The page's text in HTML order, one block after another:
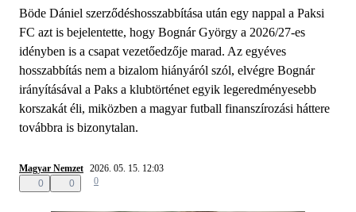
Böde Dániel szerződéshosszabbítása után egy nappal a Paksi
FC azt is bejelentette, hogy Bognár György a 2026/27-es
idényben is a csapat vezetőedzője marad. Az egyéves
hosszabbítás nem a bizalom hiányáról szól, elvégre Bognár
irányításával a Paks a klubtörténet egyik legeredményesebb
korszakát éli, miközben a magyar futball finanszírozási háttere
továbbra is bizonytalan.
Magyar Nemzet 2026. 05. 15. 12:03
0
0 0